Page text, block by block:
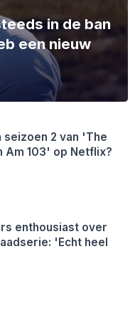
in de ban
een nieuw
seizoen 2 van 'The
Am 103' op Netflix?
enthousiast over
'Echt heel